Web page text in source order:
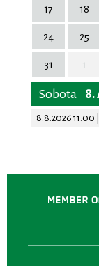
17 18
24 25
31
Sobota 8.
8.8.2026 11:00